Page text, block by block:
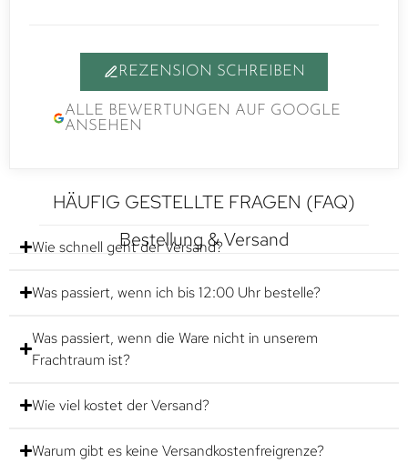
REZENSION SCHREIBEN
ALLE BEWERTUNGEN AUF GOOGLE
ANSEHEN
HÄUFIG GESTELLTE FRAGEN (FAQ)
Bestellung & Versand
Wie schnell geht der Versand?
Was passiert, wenn ich bis 12:00 Uhr bestelle?
Was passiert, wenn die Ware nicht in unserem
Frachtraum ist?
Wie viel kostet der Versand?
Warum gibt es keine Versandkostenfreigrenze?